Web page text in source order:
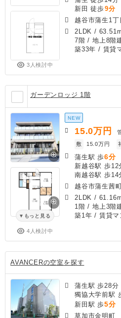
3人検討中
新田 徒歩9分
越谷市蒲生1丁
2LDK /
7階 / 地上8階
築33年 / 賃貸
ガーデンロッジ 1階
もっと見る
4人検討中
NEW
15.0万円
敷
15.0万円
蒲生駅 歩6分
新越谷駅 歩12
南越谷駅 歩14
越谷市蒲生茜
2LDK /
1階 / 地上3階
築1年 / 賃貸マ
AVANCERの空室を探す
蒲生駅 歩28分
獨協大学前駅
新田駅 歩5分
草加市金明町